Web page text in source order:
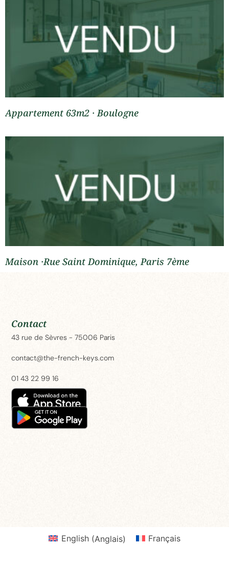
Appartement 63m2 · Boulogne
Maison ·Rue Saint Dominique, Paris 7ème
Contact
43 rue de Sèvres - 75006 Paris
contact@the-french-keys.com
01 43 22 99 16
English(Anglais) Français